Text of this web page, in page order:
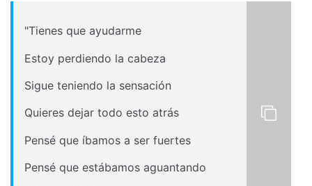
"Tienes que ayudarme
Estoy perdiendo la cabeza
Sigue teniendo la sensación
Quieres dejar todo esto atrás
Pensé que íbamos a ser fuertes
Pensé que estábamos aguantando